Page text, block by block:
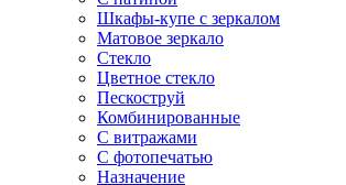
Шкафы-купе с зеркалом
Матовое зеркало
Стекло
Цветное стекло
Пескоструй
Комбинированные
С витражами
С фотопечатью
Назначение